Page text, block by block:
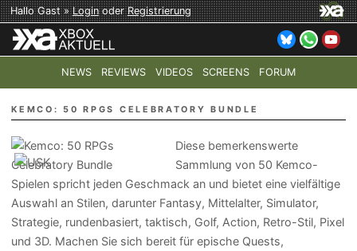
Hallo Gast »LoginoderRegistrierung
NEWS REVIEWS VIDEOS SCREENS FORUM
TOP-THEMEN: COD: MODERN WARFARE 4 HALO:
KEMCO: 50 RPGS CELEBRATORY BUNDLE
Diese bemerkenswerte
Sammlung von 50 Kemco-
Spielen spricht jeden Geschmack an und bietet eine vielfältige
Auswahl an Stilen, darunter Fantasy, Mittelalter, Simulator,
Strategie, rundenbasiert, taktisch, Golf, Action, Retro-Stil, Pixel
und 3D. Machen Sie sich bereit für epische Quests,